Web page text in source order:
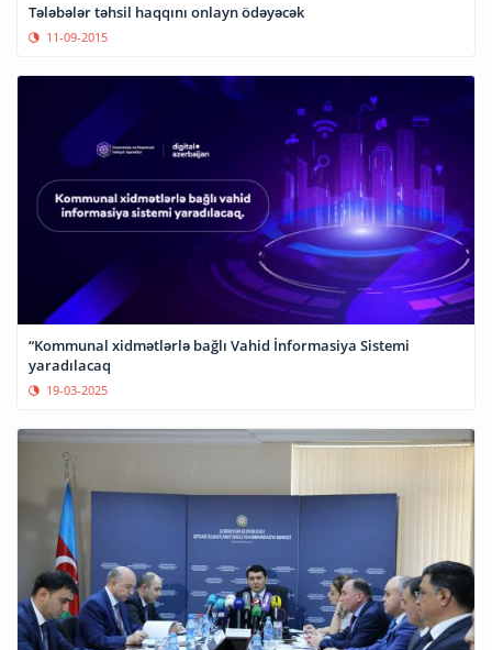
Tələbələr təhsil haqqını onlayn ödəyəcək
11-09-2015
“Kommunal xidmətlərlə bağlı Vahid İnformasiya Sistemi
yaradılacaq
19-03-2025